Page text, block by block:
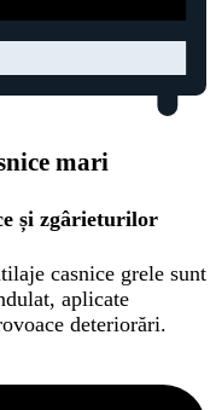
mari
și zgârieturilor
casnice grele sunt
aplicate
deteriorări.